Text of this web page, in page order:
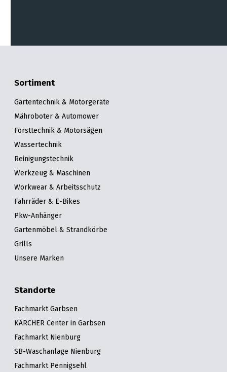
Sortiment
Gartentechnik & Motorgeräte
Mähroboter & Automower
Forsttechnik & Motorsägen
Wassertechnik
Reinigungstechnik
Werkzeug & Maschinen
Workwear & Arbeitsschutz
Fahrräder & E-Bikes
Pkw-Anhänger
Gartenmöbel & Strandkörbe
Grills
Unsere Marken
Standorte
Fachmarkt Garbsen
KÄRCHER Center in Garbsen
Fachmarkt Nienburg
SB-Waschanlage Nienburg
Fachmarkt Pennigsehl